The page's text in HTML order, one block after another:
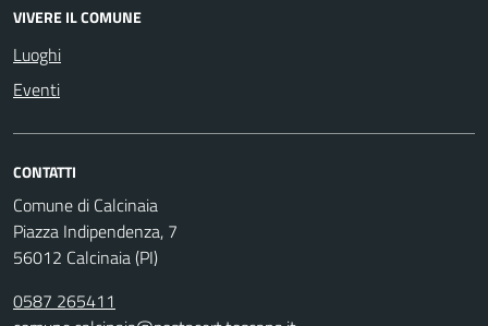
VIVERE IL COMUNE
Luoghi
Eventi
CONTATTI
Comune di Calcinaia
Piazza Indipendenza, 7
56012 Calcinaia (PI)
0587 265411